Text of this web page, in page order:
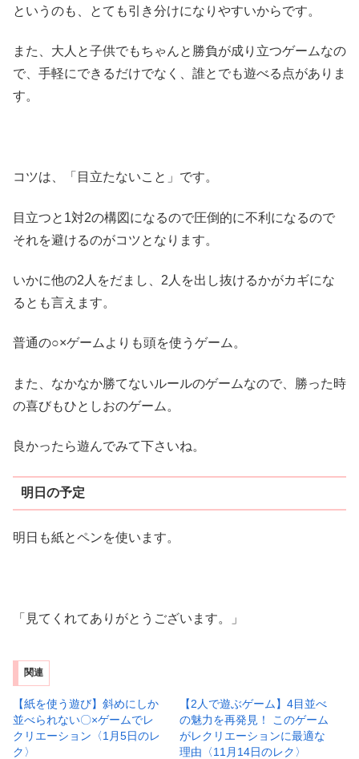
というのも、とても引き分けになりやすいからです。
また、大人と子供でもちゃんと勝負が成り立つゲームなの
で、手軽にできるだけでなく、誰とでも遊べる点がありま
す。
コツは、「目立たないこと」です。
目立つと1対2の構図になるので圧倒的に不利になるので
それを避けるのがコツとなります。
いかに他の2人をだまし、2人を出し抜けるかがカギにな
るとも言えます。
普通の○×ゲームよりも頭を使うゲーム。
また、なかなか勝てないルールのゲームなので、勝った時
の喜びもひとしおのゲーム。
良かったら遊んでみて下さいね。
明日の予定
明日も紙とペンを使います。
「見てくれてありがとうございます。」
関連
【紙を使う遊び】斜めにしか
並べられない〇×ゲームでレ
クリエーション〈1月5日のレ
ク〉
【2人で遊ぶゲーム】4目並べ
の魅力を再発見！ このゲーム
がレクリエーションに最適な
理由〈11月14日のレク〉